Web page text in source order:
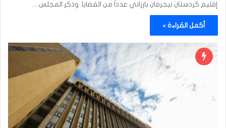
إقليم كردستان نيجرفان بارزاني عدداً من القضايا. وذكر المجلس…
أكمل القراءة »